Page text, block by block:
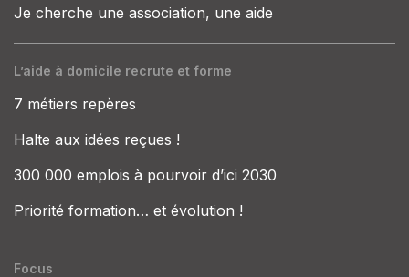
Je cherche une association, une aide
L’aide à domicile recrute et forme
7 métiers repères
Halte aux idées reçues !
300 000 emplois à pourvoir d’ici 2030
Priorité formation… et évolution !
Focus